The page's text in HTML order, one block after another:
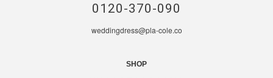
0120-370-090
weddingdress@pla-cole.co
SHOP